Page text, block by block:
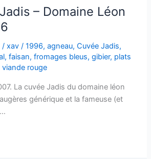
– Domaine Léon
/xav/1996,agneau,Cuvée Jadis,
,faisan,fromages bleus,gibier, plats
viande rouge
La cuvée Jadis du domaine léon
générique et la fameuse (et